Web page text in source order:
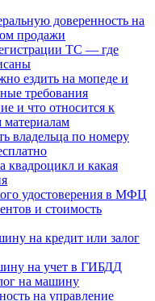
доверенность на
продажи
ТС — где
ездить на мопеде и
требования
и что относится к
владельца по номеру
и какая
удостоверения в МФЦ
и стоимость
на кредит или залог
на учет в ГИБДД
на машину
на управление